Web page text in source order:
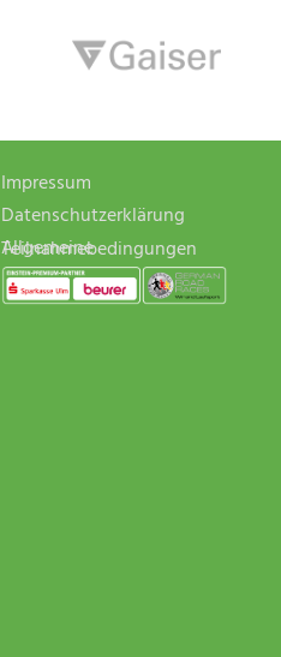
Impressum
Datenschutzerklärung
Allgemeine Teilnahmebedingungen